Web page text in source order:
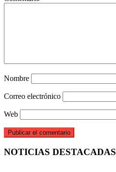
Nombre
Correo electrónico
Web
NOTICIAS DESTACADAS